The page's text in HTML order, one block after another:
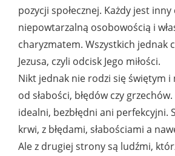
pozycji społecznej. Każdy jest
niepowtarzalną osobowością i
charyzmatem. Wszystkich jednak
Jezusa, czyli odcisk Jego miłości.
Nikt jednak nie rodzi się świętym i
od słabości, błędów czy
idealni, bezbłędni ani perfekcyjni.
krwi, z błędami, słabościami a
Ale z drugiej strony są ludźmi,